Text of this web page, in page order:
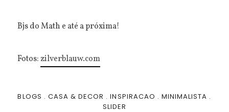
Bjs do Math e até a próxima!
Fotos:zilverblauw.com
BLOGS . CASA & DECOR .INSPIRACAO . MINIMALISTA .
SLIDER